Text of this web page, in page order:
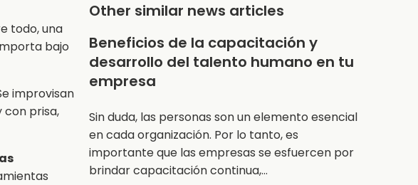
todo, una
bajo
improvisan
prisa,
Other similar news articles
Beneficios de la capacitación y
desarrollo del talento humano en tu
empresa
Sin duda, las personas son un elemento esencial
en cada organización. Por lo tanto, es
importante que las empresas se esfuercen por
brindar capacitación continua,…